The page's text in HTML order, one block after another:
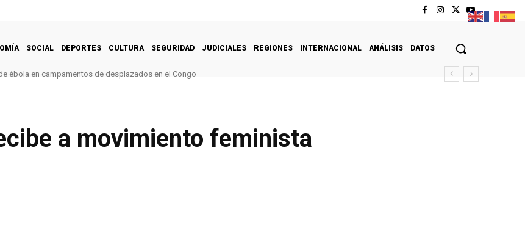
SOCIAL DEPORTES CULTURA SEGURIDAD JUDICIALES REGIONES INTERNACIONAL ANÁLISIS DATOS
ébola en campamentos de desplazados en el Congo
a movimiento feminista